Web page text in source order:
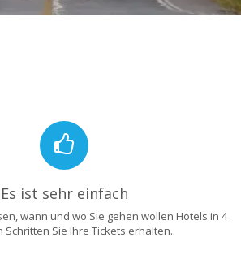
Es ist sehr einfach
wann und wo Sie gehen wollen Hotels in 4
Schritten Sie Ihre Tickets erhalten..